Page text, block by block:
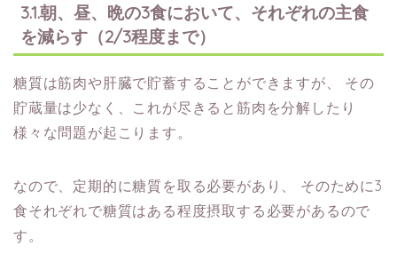
3.1.朝、昼、晩の3食において、それぞれの主食
を減らす（2/3程度まで）
糖質は筋肉や肝臓で貯蓄することができますが、
その
貯蔵量は少なく、これが尽きると筋肉を分解したり
様々な問題が起こります。
なので、定期的に糖質を取る必要があり、
そのために3
食それぞれで糖質はある程度摂取する必要があるので
す。